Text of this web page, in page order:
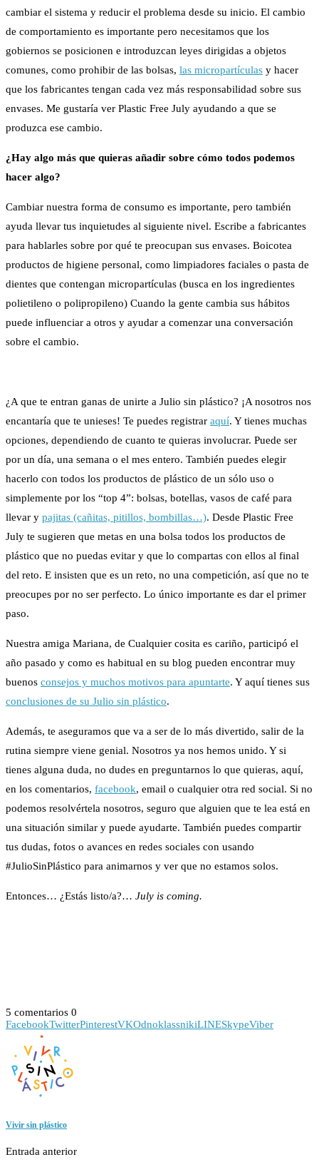
cambiar el sistema y reducir el problema desde su inicio. El cambio
de comportamiento es importante pero necesitamos que los
gobiernos se posicionen e introduzcan leyes dirigidas a objetos
comunes, como prohibir de las bolsas, las micropartículas y hacer
que los fabricantes tengan cada vez más responsabilidad sobre sus
envases. Me gustaría ver Plastic Free July ayudando a que se
produzca ese cambio.
¿Hay algo más que quieras añadir sobre cómo todos podemos
hacer algo?
Cambiar nuestra forma de consumo es importante, pero también
ayuda llevar tus inquietudes al siguiente nivel. Escribe a fabricantes
para hablarles sobre por qué te preocupan sus envases. Boicotea
productos de higiene personal, como limpiadores faciales o pasta de
dientes que contengan micropartículas (busca en los ingredientes
polietileno o polipropileno) Cuando la gente cambia sus hábitos
puede influenciar a otros y ayudar a comenzar una conversación
sobre el cambio.
¿A que te entran ganas de unirte a Julio sin plástico? ¡A nosotros nos
encantaría que te unieses! Te puedes registrar aquí. Y tienes muchas
opciones, dependiendo de cuanto te quieras involucrar. Puede ser
por un día, una semana o el mes entero. También puedes elegir
hacerlo con todos los productos de plástico de un sólo uso o
simplemente por los “top 4”: bolsas, botellas, vasos de café para
llevar y pajitas (cañitas, pitillos, bombillas…). Desde Plastic Free
July te sugieren que metas en una bolsa todos los productos de
plástico que no puedas evitar y que lo compartas con ellos al final
del reto. E insisten que es un reto, no una competición, así que no te
preocupes por no ser perfecto. Lo único importante es dar el primer
paso.
Nuestra amiga Mariana, de Cualquier cosita es cariño, participó el
año pasado y como es habitual en su blog pueden encontrar muy
buenos consejos y muchos motivos para apuntarte. Y aquí tienes sus
conclusiones de su Julio sin plástico.
Además, te aseguramos que va a ser de lo más divertido, salir de la
rutina siempre viene genial. Nosotros ya nos hemos unido. Y si
tienes alguna duda, no dudes en preguntarnos lo que quieras, aquí,
en los comentarios, facebook, email o cualquier otra red social. Si no
podemos resolvértela nosotros, seguro que alguien que te lea está en
una situación similar y puede ayudarte. También puedes compartir
tus dudas, fotos o avances en redes sociales con usando
#JulioSinPlástico para animarnos y ver que no estamos solos.
Entonces… ¿Estás listo/a?… July is coming.
5 comentarios 0
FacebookTwitterPinterestVKOdnoklassnikiLINESkypeViber
Vivir sin plástico
Entrada anterior